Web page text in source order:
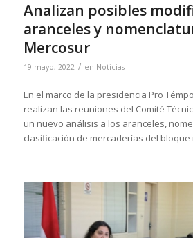
Analizan posibles
aranceles y
Mercosur
19 mayo, 2022 / en Noticias
En el marco de la presidencia Pro
realizan las reuniones del Comité
un nuevo análisis a los aranceles,
clasificación de mercaderías del bloque